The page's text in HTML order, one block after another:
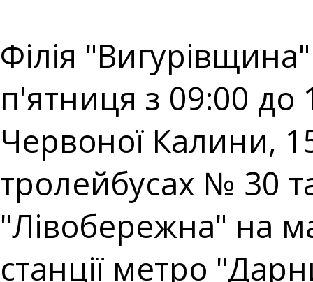
Філія
п'ятниця з 09:00 до
Червоної Калини,
тролейбусах № 30
"Лівобережна" на
станції метро